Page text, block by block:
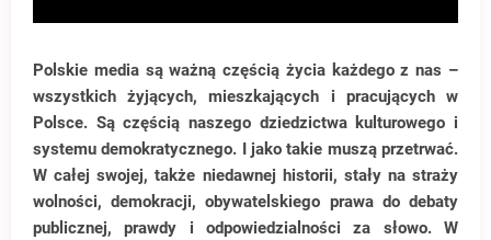
Polskie media są ważną częścią życia każdego z nas –
wszystkich żyjących, mieszkających i pracujących w
Polsce. Są częścią naszego dziedzictwa kulturowego i
systemu demokratycznego. I jako takie muszą przetrwać.
W całej swojej, także niedawnej historii, stały na straży
wolności, demokracji, obywatelskiego prawa do debaty
publicznej, prawdy i odpowiedzialności za słowo. W